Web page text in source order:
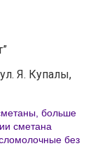
Я. Купалы,
больше
сметана
без